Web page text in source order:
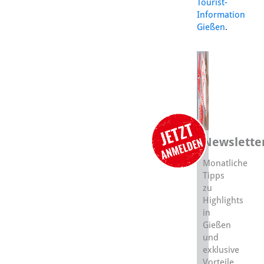
Tourist-
Information
Gießen.
Monatliche
Tipps
zu
Highlights
in
Gießen
und
exklusive